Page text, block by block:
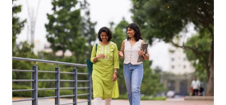
il
calendario
e
selezionare
una
data.
Utilizza
il
pulsante
Esc
per